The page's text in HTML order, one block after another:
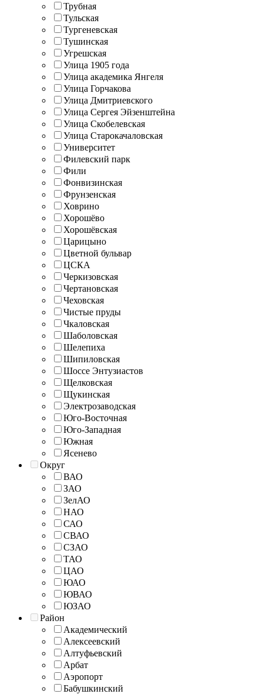
Трубная
Тульская
Тургеневская
Тушинская
Угрешская
Улица 1905 года
Улица академика Янгеля
Улица Горчакова
Улица Дмитриевского
Улица Сергея Эйзенштейна
Улица Скобелевская
Улица Старокачаловская
Университет
Филевский парк
Фили
Фонвизинская
Фрунзенская
Ховрино
Хорошёво
Хорошёвская
Царицыно
Цветной бульвар
ЦСКА
Черкизовская
Чертановская
Чеховская
Чистые пруды
Чкаловская
Шаболовская
Шелепиха
Шипиловская
Шоссе Энтузиастов
Щелковская
Щукинская
Электрозаводская
Юго-Восточная
Юго-Западная
Южная
Ясенево
Округ
ВАО
ЗАО
ЗелАО
НАО
САО
СВАО
СЗАО
ТАО
ЦАО
ЮАО
ЮВАО
ЮЗАО
Район
Академический
Алексеевский
Алтуфьевский
Арбат
Аэропорт
Бабушкинский